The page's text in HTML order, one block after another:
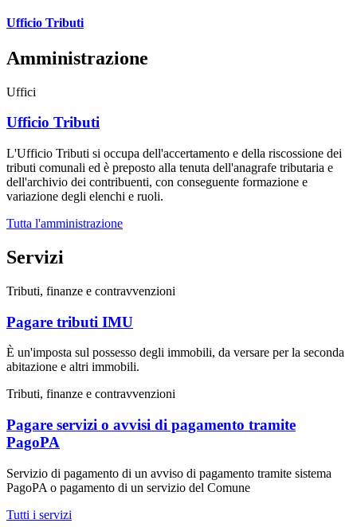
Ufficio Tributi
Amministrazione
Uffici
Ufficio Tributi
L'Ufficio Tributi si occupa dell'accertamento e della riscossione dei
tributi comunali ed è preposto alla tenuta dell'anagrafe tributaria e
dell'archivio dei contribuenti, con conseguente formazione e
variazione degli elenchi e ruoli.
Tutta l'amministrazione
Servizi
Tributi, finanze e contravvenzioni
Pagare tributi IMU
È un'imposta sul possesso degli immobili, da versare per la seconda
abitazione e altri immobili.
Tributi, finanze e contravvenzioni
Pagare servizi o avvisi di pagamento tramite
PagoPA
Servizio di pagamento di un avviso di pagamento tramite sistema
PagoPA o pagamento di un servizio del Comune
Tutti i servizi